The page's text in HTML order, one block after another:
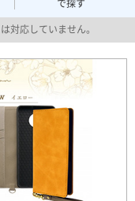
で探す
対応していません。